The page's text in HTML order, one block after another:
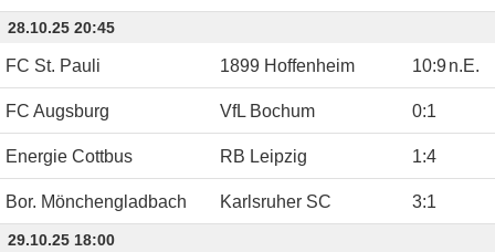
28.10.25 20:45
FC St. Pauli 1899 Hoffenheim 10:9n.E.
FC Augsburg VfL Bochum 0:1
Energie Cottbus RB Leipzig 1:4
Bor. Mönchengladbach Karlsruher SC 3:1
29.10.25 18:00